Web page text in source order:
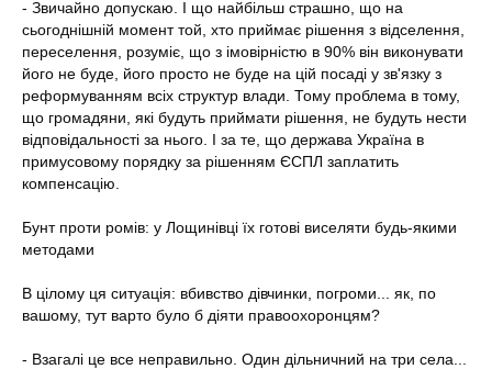
- Звичайно допускаю. І що найбільш страшно, що на
сьогоднішній момент той, хто приймає рішення з відселення,
переселення, розуміє, що з імовірністю в 90% він виконувати
його не буде, його просто не буде на цій посаді у зв'язку з
реформуванням всіх структур влади. Тому проблема в тому,
що громадяни, які будуть приймати рішення, не будуть нести
відповідальності за нього. І за те, що держава Україна в
примусовому порядку за рішенням ЄСПЛ заплатить
компенсацію.
Бунт проти ромів: у Лощинівці їх готові виселяти будь-якими
методами
В цілому ця ситуація: вбивство дівчинки, погроми... як, по
вашому, тут варто було б діяти правоохоронцям?
- Взагалі це все неправильно. Один дільничний на три села...